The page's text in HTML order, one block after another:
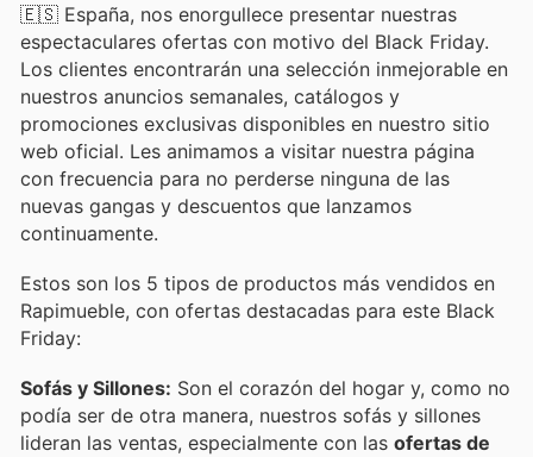
🇪🇸 España, nos enorgullece presentar nuestras
espectaculares ofertas con motivo del Black Friday.
Los clientes encontrarán una selección inmejorable en
nuestros anuncios semanales, catálogos y
promociones exclusivas disponibles en nuestro sitio
web oficial. Les animamos a visitar nuestra página
con frecuencia para no perderse ninguna de las
nuevas gangas y descuentos que lanzamos
continuamente.
Estos son los 5 tipos de productos más vendidos en
Rapimueble, con ofertas destacadas para este Black
Friday:
Sofás y Sillones: Son el corazón del hogar y, como no
podía ser de otra manera, nuestros sofás y sillones
lideran las ventas, especialmente con las ofertas de